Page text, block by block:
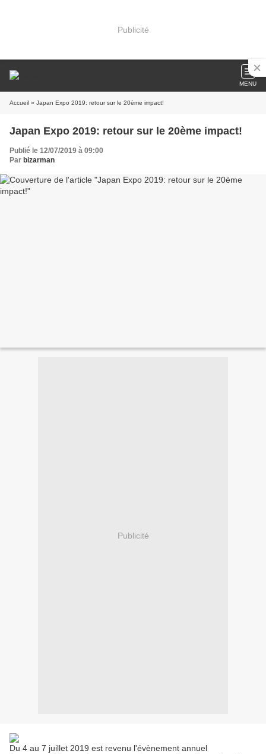
Publicité
MENU
Accueil » Japan Expo 2019: retour sur le 20ème impact!
Japan Expo 2019: retour sur le 20ème impact!
Publié le 12/07/2019 à 09:00
Par bizarman
Publicité
Du 4 au 7 juillet 2019 est revenu l'évènement annuel